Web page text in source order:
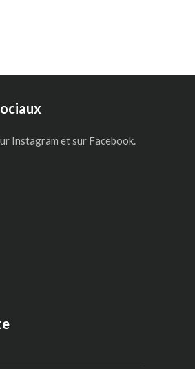
Instagram et sur Facebook.